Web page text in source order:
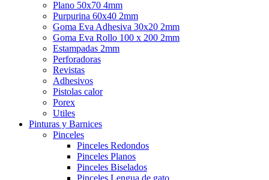
Plano 50x70 4mm
Purpurina 60x40 2mm
Goma Eva Adhesiva 30x20 2mm
Goma Eva Rollo 100 x 200 2mm
Estampadas 2mm
Perforadoras
Revistas
Adhesivos
Pistolas calor
Porex
Utiles
Pinturas y Barnices
Pinceles
Pinceles Redondos
Pinceles Planos
Pinceles Biselados